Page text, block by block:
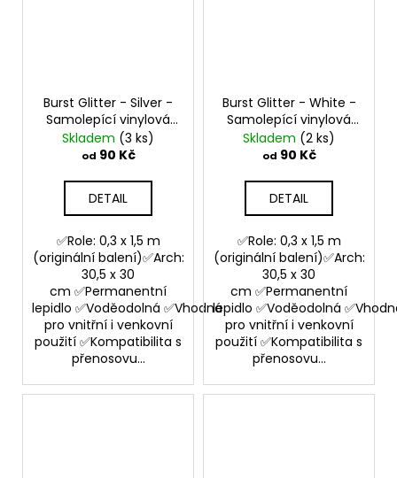
Burst Glitter - Silver -
Samolepící vinylová
folie
Skladem (3 ks)
od 90 Kč
DETAIL
✅Role: 0,3 x 1,5 m
(originální balení)✅Arch:
30,5 x 30
cm ✅Permanentní
lepidlo ✅Voděodolná ✅Vhodná
pro vnitřní i venkovní
použití ✅Kompatibilita s
přenosovu...
Burst Glitter - White -
Samolepící vinylová
folie
Skladem (2 ks)
od 90 Kč
DETAIL
✅Role: 0,3 x 1,5 m
(originální balení)✅Arch:
30,5 x 30
cm ✅Permanentní
lepidlo ✅Voděodolná
pro vnitřní i venkovní
použití ✅Kompatibilita s
přenosovu...